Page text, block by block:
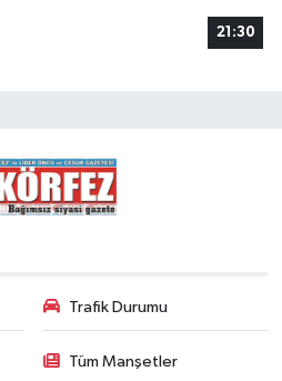
21:30
Trafik Durumu
Tüm Manşetler